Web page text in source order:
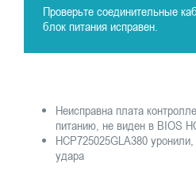
Проверьте соединительные
блок питания исправен.
Неисправна плата
питанию, не виден в BIOS
HCP725025GLA380
удара